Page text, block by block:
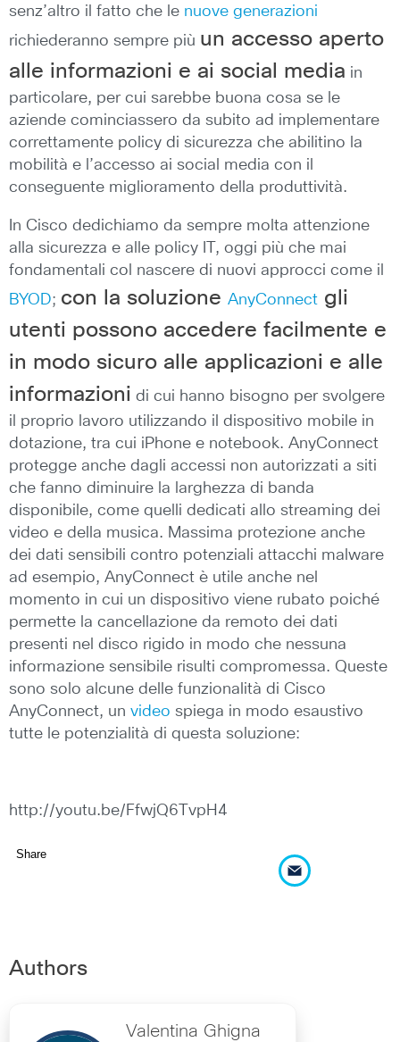
senz’altro il fatto che le nuove generazioni
richiederanno sempre più un accesso aperto
alle informazioni e ai social media in
particolare, per cui sarebbe buona cosa se le
aziende cominciassero da subito ad implementare
correttamente policy di sicurezza che abilitino la
mobilità e l’accesso ai social media con il
conseguente miglioramento della produttività.
In Cisco dedichiamo da sempre molta attenzione
alla sicurezza e alle policy IT, oggi più che mai
fondamentali col nascere di nuovi approcci come il
BYOD; con la soluzione AnyConnect gli
utenti possono accedere facilmente e
in modo sicuro alle applicazioni e alle
informazioni di cui hanno bisogno per svolgere
il proprio lavoro utilizzando il dispositivo mobile in
dotazione, tra cui iPhone e notebook. AnyConnect
protegge anche dagli accessi non autorizzati a siti
che fanno diminuire la larghezza di banda
disponibile, come quelli dedicati allo streaming dei
video e della musica. Massima protezione anche
dei dati sensibili contro potenziali attacchi malware
ad esempio, AnyConnect è utile anche nel
momento in cui un dispositivo viene rubato poiché
permette la cancellazione da remoto dei dati
presenti nel disco rigido in modo che nessuna
informazione sensibile risulti compromessa. Queste
sono solo alcune delle funzionalità di Cisco
AnyConnect, un video spiega in modo esaustivo
tutte le potenzialità di questa soluzione:
http://youtu.be/FfwjQ6TvpH4
Share
Authors
Valentina Ghigna